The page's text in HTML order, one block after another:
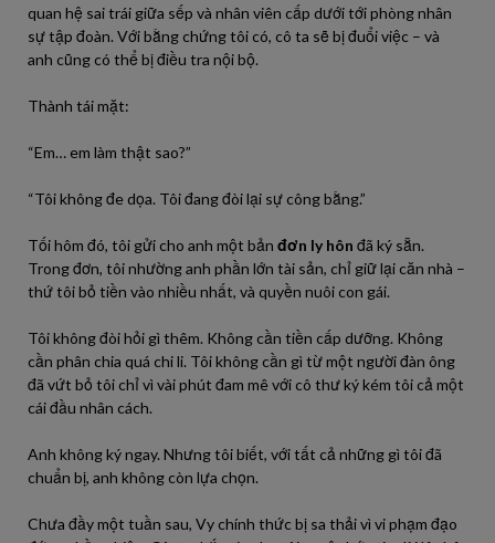
quan hệ sai trái giữa sếp và nhân viên cấp dưới tới phòng nhân
sự tập đoàn. Với bằng chứng tôi có, cô ta sẽ bị đuổi việc – và
anh cũng có thể bị điều tra nội bộ.
Thành tái mặt:
“Em… em làm thật sao?”
“Tôi không đe dọa. Tôi đang đòi lại sự công bằng.”
Tối hôm đó, tôi gửi cho anh một bản đơn ly hôn đã ký sẵn.
Trong đơn, tôi nhường anh phần lớn tài sản, chỉ giữ lại căn nhà –
thứ tôi bỏ tiền vào nhiều nhất, và quyền nuôi con gái.
Tôi không đòi hỏi gì thêm. Không cần tiền cấp dưỡng. Không
cần phân chia quá chi li. Tôi không cần gì từ một người đàn ông
đã vứt bỏ tôi chỉ vì vài phút đam mê với cô thư ký kém tôi cả một
cái đầu nhân cách.
Anh không ký ngay. Nhưng tôi biết, với tất cả những gì tôi đã
chuẩn bị, anh không còn lựa chọn.
Chưa đầy một tuần sau, Vy chính thức bị sa thải vì vi phạm đạo